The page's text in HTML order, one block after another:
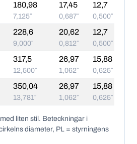
180,98
7,125″
17,45
0,687″
12,7
0,500″
228,6
9,000″
20,62
0,812″
12,7
0,500″
317,5
12,500″
26,97
1,062″
15,88
0,625″
350,04
13,781″
26,97
1,062″
15,88
0,625″
liten stil. Beteckningar i
diameter, PL = styrningens